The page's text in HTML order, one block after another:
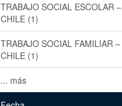
TRABAJO SOCIAL ESCOLAR –
CHILE (1)
TRABAJO SOCIAL FAMILIAR –
CHILE (1)
... más